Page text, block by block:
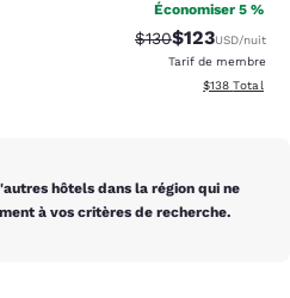
Économiser 5 %
Tarif barré :
$130Tarif réduit :
$123USD/nuit
Tarif de membre
Afficher les
$138 Total
hôtels dans la région qui ne
à vos critères de recherche.